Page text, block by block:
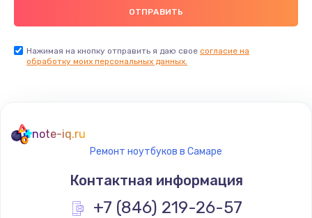
Нажимая на кнопку отправить я даю свое согласие на
обработку моих персональных данных.
note-iq.ru
Ремонт ноутбуков в Самаре
Контактная информация
+7 (846) 219-26-57